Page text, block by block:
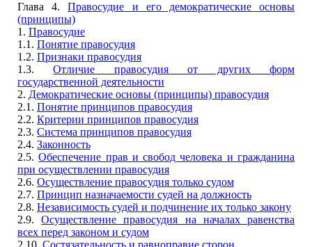
Глава 4.Правосудие и его демократические основы
(принципы)
1. Правосудие
1.1. Понятие правосудия
1.2. Признаки правосудия
1.3.Отличие правосудия от других форм
государственной деятельности
2. Демократические основы (принципы) правосудия
2.1. Понятие принципов правосудия
2.2. Критерии принципов правосудия
2.3. Система принципов правосудия
2.4. Законность
2.5.Обеспечение прав и свобод человека и гражданина
при осуществлении правосудия
2.6. Осуществление правосудия только судом
2.7. Принцип назначаемости судей на должность
2.8. Независимость судей и подчинение их только закону
2.9.Осуществление правосудия на началах равенства
всех перед законом и судом
2.10. Состязательность и равноправие сторон